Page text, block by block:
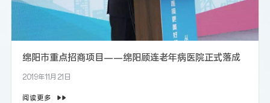
绵阳市重点招商项目——绵阳顾连老年病医院正式落成
2019年11月21日
阅读更多